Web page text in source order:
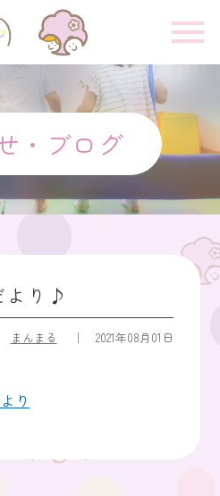
・ブログ
より♪
まんまる 2021年08月01日
り